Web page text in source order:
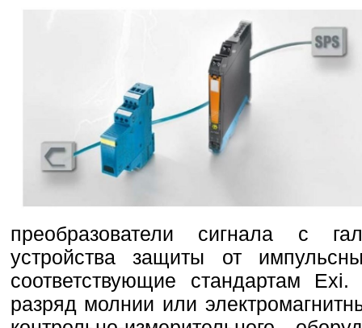
преобразователи сигнала с
устройства защиты от
соответствующие стандартам
разряд молнии или